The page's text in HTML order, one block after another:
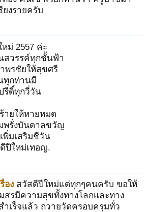
งรายครับ
ม่ 2557 ค่ะ
สวรรค์ทุกชั้นฟ้า
พรชัยให้สุขศรี
ทุกท่านมี
รีดิ์ทุกวี่วัน
ายให้หายหมด
พรั่งบันดาลขวัญ
พิ่มเสริมชีวัน
ปีใหม่เทอญ.
อง สวัสดีปีใหม่แด่ทุกๆคนครับ ขอให้
รมีความสุขทั้งทางโลกและทาง
ำเร็จแล้ว ถวายวัดครอบครุมทั่ว
→ ถัดไป >